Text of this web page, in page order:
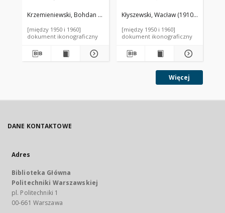
Rzeczypospolitej
Polskiej przy Al.
Warszawie, przekrój
budynku
Krzemieniewski, Bohdan (1898- ). Autor Suzin, Leon Marek (1901-
[między 1950 i 1960]
dokument ikonograficzny
Warszawie - Konkurs
SARP nr 90 : praca nr 8, I
piętra
Kłyszewski, Wacław (1910-2000).
[między 1950 i 1960]
dokument ikonograficzny
Więcej
DANE KONTAKTOWE
Adres
Biblioteka Główna
Politechniki Warszawskiej
pl. Politechniki 1
00-661 Warszawa